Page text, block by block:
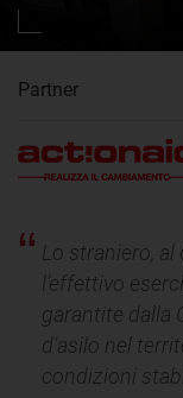
Partner
Lo straniero,
l’effettivo
garantite dalla
d’asilo nel
condizioni